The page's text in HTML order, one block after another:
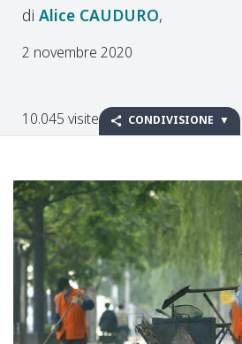
Alice CAUDURO
2 novembre 2020
10.045 visite CONDIVISIONE